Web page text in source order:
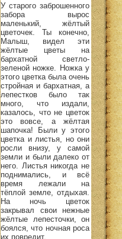
У старого заброшенного
забора вырос
маленький, жёлтый
цветочек. Ты конечно,
Малыш, видел эти
жёлтые цветы на
бархатной светло-
зеленой ножке. Ножка у
этого цветка была очень
стройная и бархатная, а
лепестков было так
много, что издали,
казалось, что не цветок
это вовсе, а жёлтая
шапочка! Были у этого
цветка и листья, но они
росли внизу, у самой
земли и были далеко от
него. Листья никогда не
поднимались, и всё
время лежали на
тёплой земле, отдыхая.
На ночь цветок
закрывал свои нежные
жёлтые лепесточки, он
боялся, что ночная роса
их повредит.